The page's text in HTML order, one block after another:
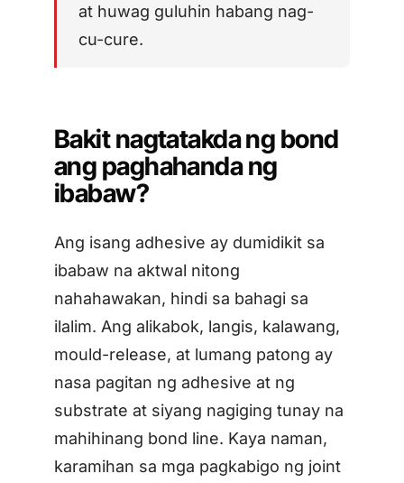
at huwag guluhin habang nag-
cu-cure.
Bakit nagtatakda ng bond
ang paghahanda ng
ibabaw?
Ang isang adhesive ay dumidikit sa
ibabaw na aktwal nitong
nahahawakan, hindi sa bahagi sa
ilalim. Ang alikabok, langis, kalawang,
mould-release, at lumang patong ay
nasa pagitan ng adhesive at ng
substrate at siyang nagiging tunay na
mahihinang bond line. Kaya naman,
karamihan sa mga pagkabigo ng joint